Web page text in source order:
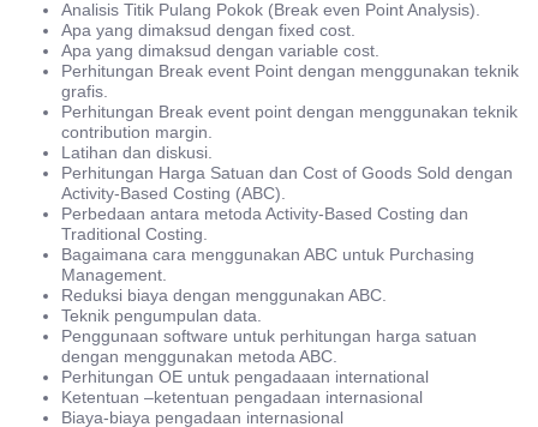
Analisis Titik Pulang Pokok (Break even Point Analysis).
Apa yang dimaksud dengan fixed cost.
Apa yang dimaksud dengan variable cost.
Perhitungan Break event Point dengan menggunakan teknik
grafis.
Perhitungan Break event point dengan menggunakan teknik
contribution margin.
Latihan dan diskusi.
Perhitungan Harga Satuan dan Cost of Goods Sold dengan
Activity-Based Costing (ABC).
Perbedaan antara metoda Activity-Based Costing dan
Traditional Costing.
Bagaimana cara menggunakan ABC untuk Purchasing
Management.
Reduksi biaya dengan menggunakan ABC.
Teknik pengumpulan data.
Penggunaan software untuk perhitungan harga satuan
dengan menggunakan metoda ABC.
Perhitungan OE untuk pengadaaan international
Ketentuan –ketentuan pengadaan internasional
Biaya-biaya pengadaan internasional